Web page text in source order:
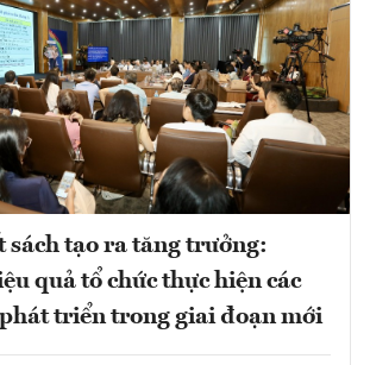
sách tạo ra tăng trưởng:
quả tổ chức thực hiện các
triển trong giai đoạn mới